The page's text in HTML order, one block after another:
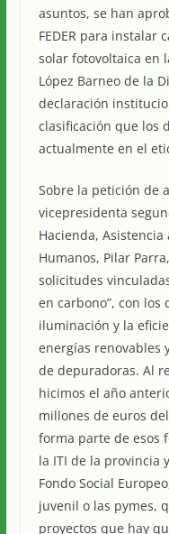
asuntos, se han
FEDER para instalar
solar fotovoltaica en
López Barneo de la
declaración
clasificación que los
actualmente en el
Sobre la petición de
vicepresidenta
Hacienda,
Humanos, Pilar
solicitudes
en carbono”, con los
iluminación y la
energías renovables
de depuradoras. Al
hicimos el año
millones de euros
forma parte de esos
la ITI de la provincia
Fondo Social
juvenil o las pymes,
proyectos que hay